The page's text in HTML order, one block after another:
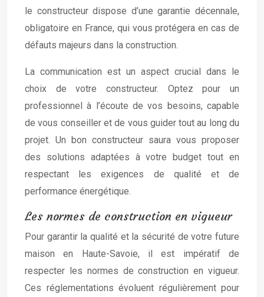
le constructeur dispose d’une garantie décennale,
obligatoire en France, qui vous protégera en cas de
défauts majeurs dans la construction.
La communication est un aspect crucial dans le
choix de votre constructeur. Optez pour un
professionnel à l’écoute de vos besoins, capable
de vous conseiller et de vous guider tout au long du
projet. Un bon constructeur saura vous proposer
des solutions adaptées à votre budget tout en
respectant les exigences de qualité et de
performance énergétique.
Les normes de construction en vigueur
Pour garantir la qualité et la sécurité de votre future
maison en Haute-Savoie, il est impératif de
respecter les normes de construction en vigueur.
Ces réglementations évoluent régulièrement pour